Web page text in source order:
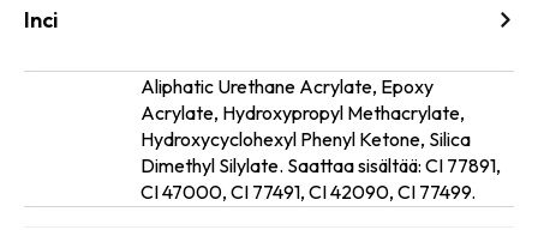
Inci
Aliphatic Urethane Acrylate, Epoxy
Acrylate, Hydroxypropyl Methacrylate,
Hydroxycyclohexyl Phenyl Ketone, Silica
Dimethyl Silylate. Saattaa sisältää: CI 77891,
CI 47000, CI 77491, CI 42090, CI 77499.